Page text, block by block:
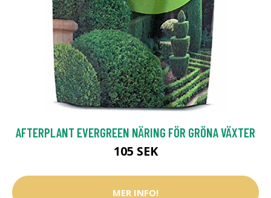
AFTERPLANT EVERGREEN NÄRING FÖR GRÖNA VÄXTER
105 SEK
MER INFO!